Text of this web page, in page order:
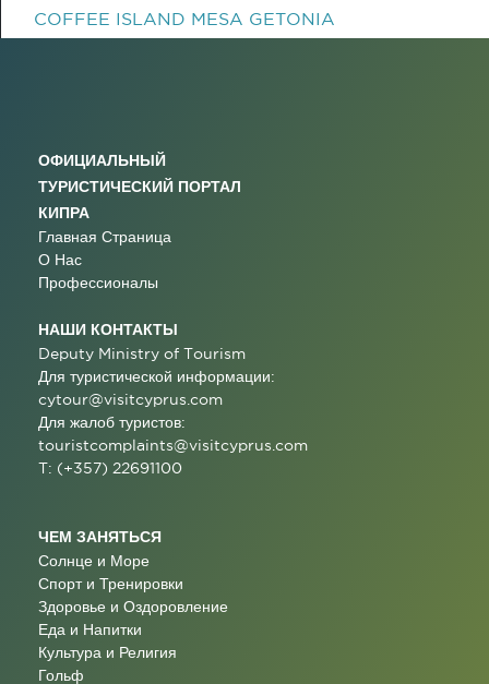
COFFEE ISLAND MESA GETONIA
ОФИЦИАЛЬНЫЙ
ТУРИСТИЧЕСКИЙ ПОРТАЛ
КИПРА
Главная Страница
О Нас
Профессионалы
НАШИ КОНТАКТЫ
Deputy Ministry of Tourism
Для туристической информации:
cytour@visitcyprus.com
Для жалоб туристов:
touristcomplaints@visitcyprus.com
T: (+357) 22691100
ЧЕМ ЗАНЯТЬСЯ
Солнце и Море
Спорт и Тренировки
Здоровье и Оздоровление
Еда и Напитки
Культура и Религия
Гольф